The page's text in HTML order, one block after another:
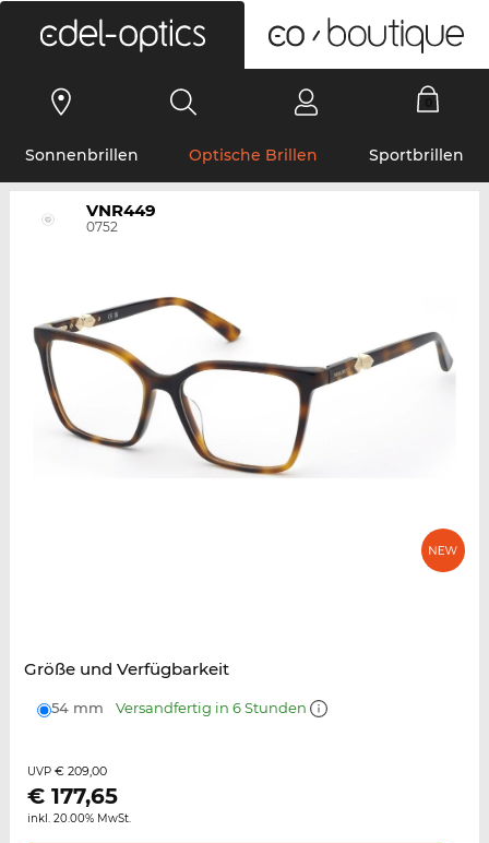
Sonnenbrillen Optische Brillen Sportbrillen
VNR449
0752
Größe und Verfügbarkeit
54 mm Versandfertig in 6 Stunden
UVP € 209,00
€ 177,65
inkl. 20.00% MwSt.